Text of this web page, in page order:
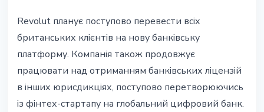
Revolut планує поступово перевести всіх
британських клієнтів на нову банківську
платформу. Компанія також продовжує
працювати над отриманням банківських ліцензій
в інших юрисдикціях, поступово перетворюючись
із фінтех-стартапу на глобальний цифровий банк.